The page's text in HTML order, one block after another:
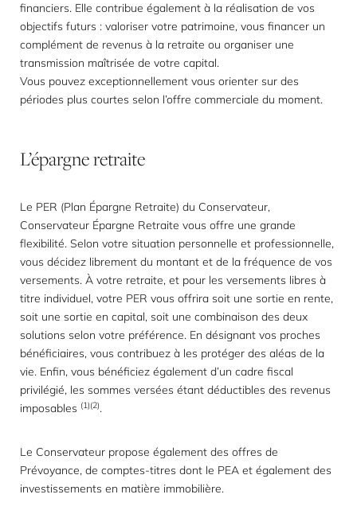
financiers. Elle contribue également à la réalisation de vos
objectifs futurs : valoriser votre patrimoine, vous financer un
complément de revenus à la retraite ou organiser une
transmission maîtrisée de votre capital.
Vous pouvez exceptionnellement vous orienter sur des
périodes plus courtes selon l’offre commerciale du moment.
L’épargneretraite
Le PER (Plan Épargne Retraite) du Conservateur,
Conservateur Épargne Retraite vous offre une grande
flexibilité. Selon votre situation personnelle et professionnelle,
vous décidez librement du montant et de la fréquence de vos
versements. À votre retraite, et pour les versements libres à
titre individuel, votre PER vous offrira soit une sortie en rente,
soit une sortie en capital, soit une combinaison des deux
solutions selon votre préférence. En désignant vos proches
bénéficiaires, vous contribuez à les protéger des aléas de la
vie. Enfin, vous bénéficiez également d’un cadre fiscal
privilégié, les sommes versées étant déductibles des revenus
imposables (1)(2).
Le Conservateur propose également des offres de
Prévoyance, de comptes-titres dont le PEA et également des
investissements en matière immobilière.